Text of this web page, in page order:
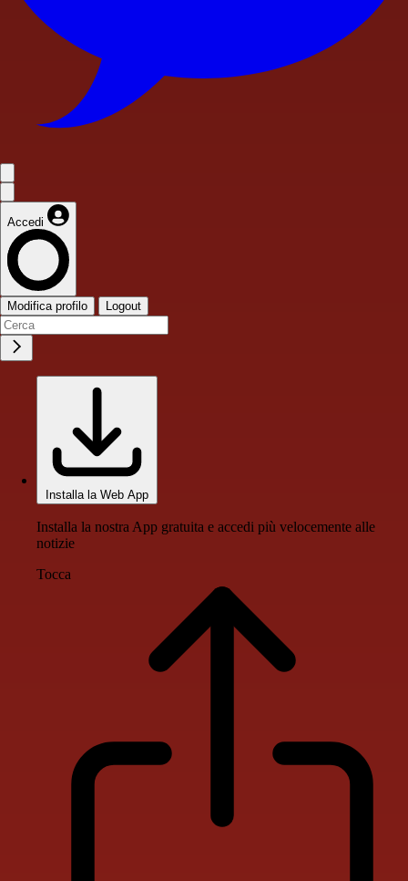
Accedi
Modifica profilo Logout
Installa la Web App
Installa la nostra App gratuita e accedi più velocemente alle
notizie
Tocca